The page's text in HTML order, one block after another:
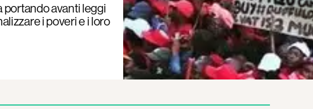
portando avanti leggi
i poveri e i loro